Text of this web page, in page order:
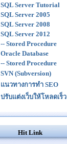
SQL Server Tutorial
SQL Server 2005
SQL Server 2008
SQL Server 2012
-- Stored Procedure
Oracle Database
-- Stored Procedure
SVN (Subversion)
แนวทางการทำ SEO
ปรับแต่งเว็บให้โหลดเร็ว
Hit Link